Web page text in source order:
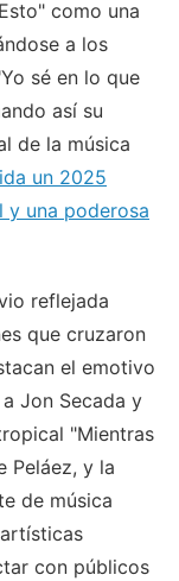
como una
a los
sé en lo que
así su
de la música
un 2025
y una poderosa
reflejada
que cruzaron
el emotivo
Jon Secada y
"Mientras
Peláez, y la
de música
con públicos